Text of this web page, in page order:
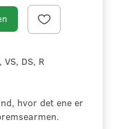
VS, DS, R
hvor det ene er